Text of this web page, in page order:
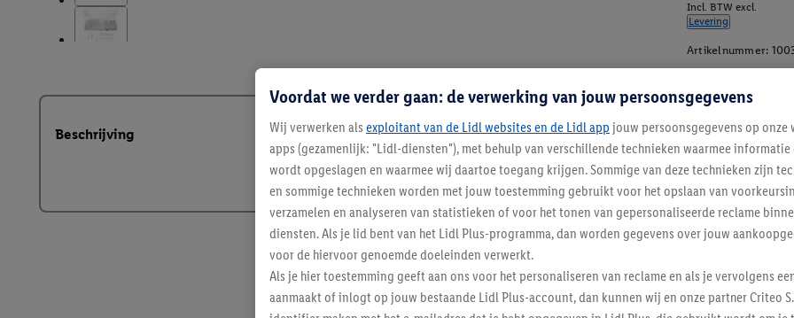
Incl. BTW excl.
Levering
Artikelnummer:
Beschrijving
Voordat we verder gaan: de verwerking van jouw persoonsgegevens
Wij verwerken als exploitant van de Lidl websites en de Lidl app jouw persoonsgegevens op onze
apps (gezamenlijk: "Lidl-diensten"), met behulp van verschillende technieken waarmee
wordt opgeslagen en waarmee wij daartoe toegang krijgen. Sommige van deze technieken zijn
en sommige technieken worden met jouw toestemming gebruikt voor het opslaan van
verzamelen en analyseren van statistieken of voor het tonen van gepersonaliseerde reclame
diensten. Als je lid bent van het Lidl Plus-programma, dan worden gegevens over jouw
voor de hiervoor genoemde doeleinden verwerkt.
Als je hier toestemming geeft aan ons voor het personaliseren van reclame en als je vervolgens
aanmaakt of inlogt op jouw bestaande Lidl Plus-account, dan kunnen wij en onze partner Criteo